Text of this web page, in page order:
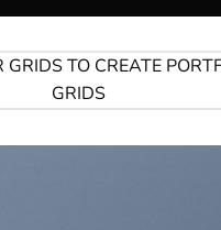
GRIDS TO CREATE
GRIDS